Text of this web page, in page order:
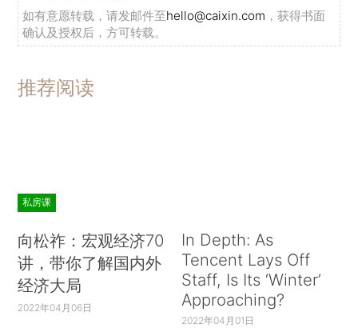
如有意愿转载，请发邮件至hello@caixin.com ，获得书面
确认及授权后，方可转载。
推荐阅读
私房课
向松祚：宏观经济70
讲，带你了解国内外
经济大局
2022年04月06日
In Depth: As
Tencent Lays Off
Staff, Is Its ‘Winter’
Approaching?
2022年04月01日